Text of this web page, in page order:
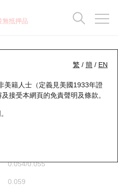
無抵押品
繁 / 簡 / EN
美籍人士（定義見美國1933年證
接受本網頁的免責聲明及條款。
HSI 恒生指數
0.054/0.055
0.059